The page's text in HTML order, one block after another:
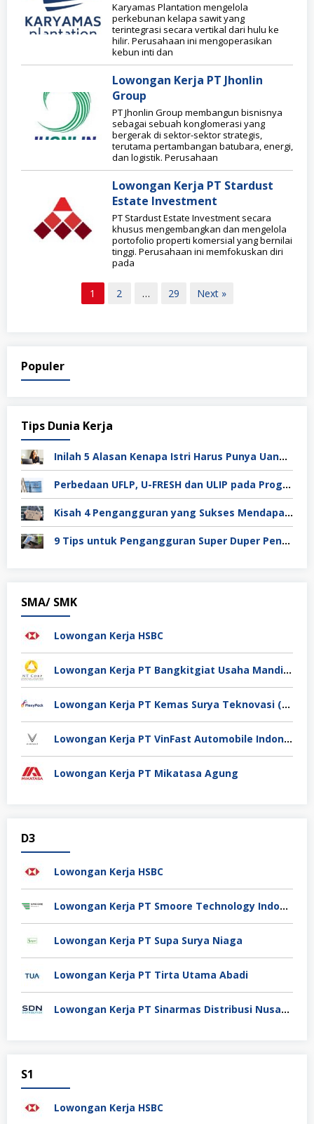
Karyamas Plantation mengelola
perkebunan kelapa sawit yang
terintegrasi secara vertikal dari hulu ke
hilir. Perusahaan ini mengoperasikan
kebun inti dan
Lowongan Kerja PT Jhonlin
Group
PT Jhonlin Group membangun bisnisnya
sebagai sebuah konglomerasi yang
bergerak di sektor-sektor strategis,
terutama pertambangan batubara, energi,
dan logistik. Perusahaan
Lowongan Kerja PT Stardust
Estate Investment
PT Stardust Estate Investment secara
khusus mengembangkan dan mengelola
portofolio properti komersial yang bernilai
tinggi. Perusahaan ini memfokuskan diri
pada
Paginasi 1 2 … 29 Next »
Populer
Tips Dunia Kerja
Inilah 5 Alasan Kenapa Istri Harus Punya Uang Sendiri Setelah Menikah
Perbedaan UFLP, U-FRESH dan ULIP pada Program Unilever
Kisah 4 Pengangguran yang Sukses Mendapat Kerja
9 Tips untuk Pengangguran Super Duper Penting
SMA/ SMK
Lowongan Kerja HSBC
Lowongan Kerja PT Bangkitgiat Usaha Mandiri (NT Corp)
Lowongan Kerja PT Kemas Surya Teknovasi (FlexyPack)
Lowongan Kerja PT VinFast Automobile Indonesia
Lowongan Kerja PT Mikatasa Agung
D3
Lowongan Kerja HSBC
Lowongan Kerja PT Smoore Technology Indonesia
Lowongan Kerja PT Supa Surya Niaga
Lowongan Kerja PT Tirta Utama Abadi
Lowongan Kerja PT Sinarmas Distribusi Nusantara
S1
Lowongan Kerja HSBC